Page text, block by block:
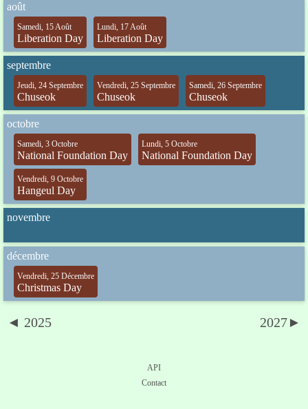
août
Samedi, 15 Août
Liberation Day
Lundi, 17 Août
Liberation Day
septembre
Jeudi, 24 Septembre
Chuseok
Vendredi, 25 Septembre
Chuseok
Samedi, 26 Septembre
Chuseok
octobre
Samedi, 3 Octobre
National Foundation Day
Lundi, 5 Octobre
National Foundation Day
Vendredi, 9 Octobre
Hangeul Day
novembre
décembre
Vendredi, 25 Décembre
Christmas Day
◄ 2025 2027►
API
Contact